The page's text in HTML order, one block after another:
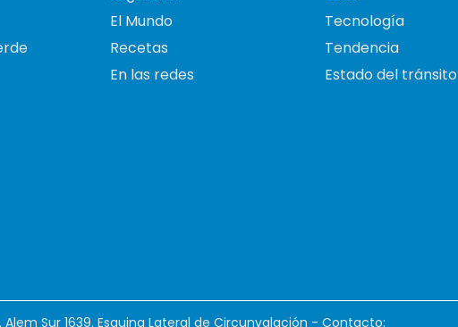
El Mundo
Recetas
En las redes
Tecnología
Tendencia
Estado del tránsito
Sur 1639. Esquina Lateral de Circunvalación - Contacto: